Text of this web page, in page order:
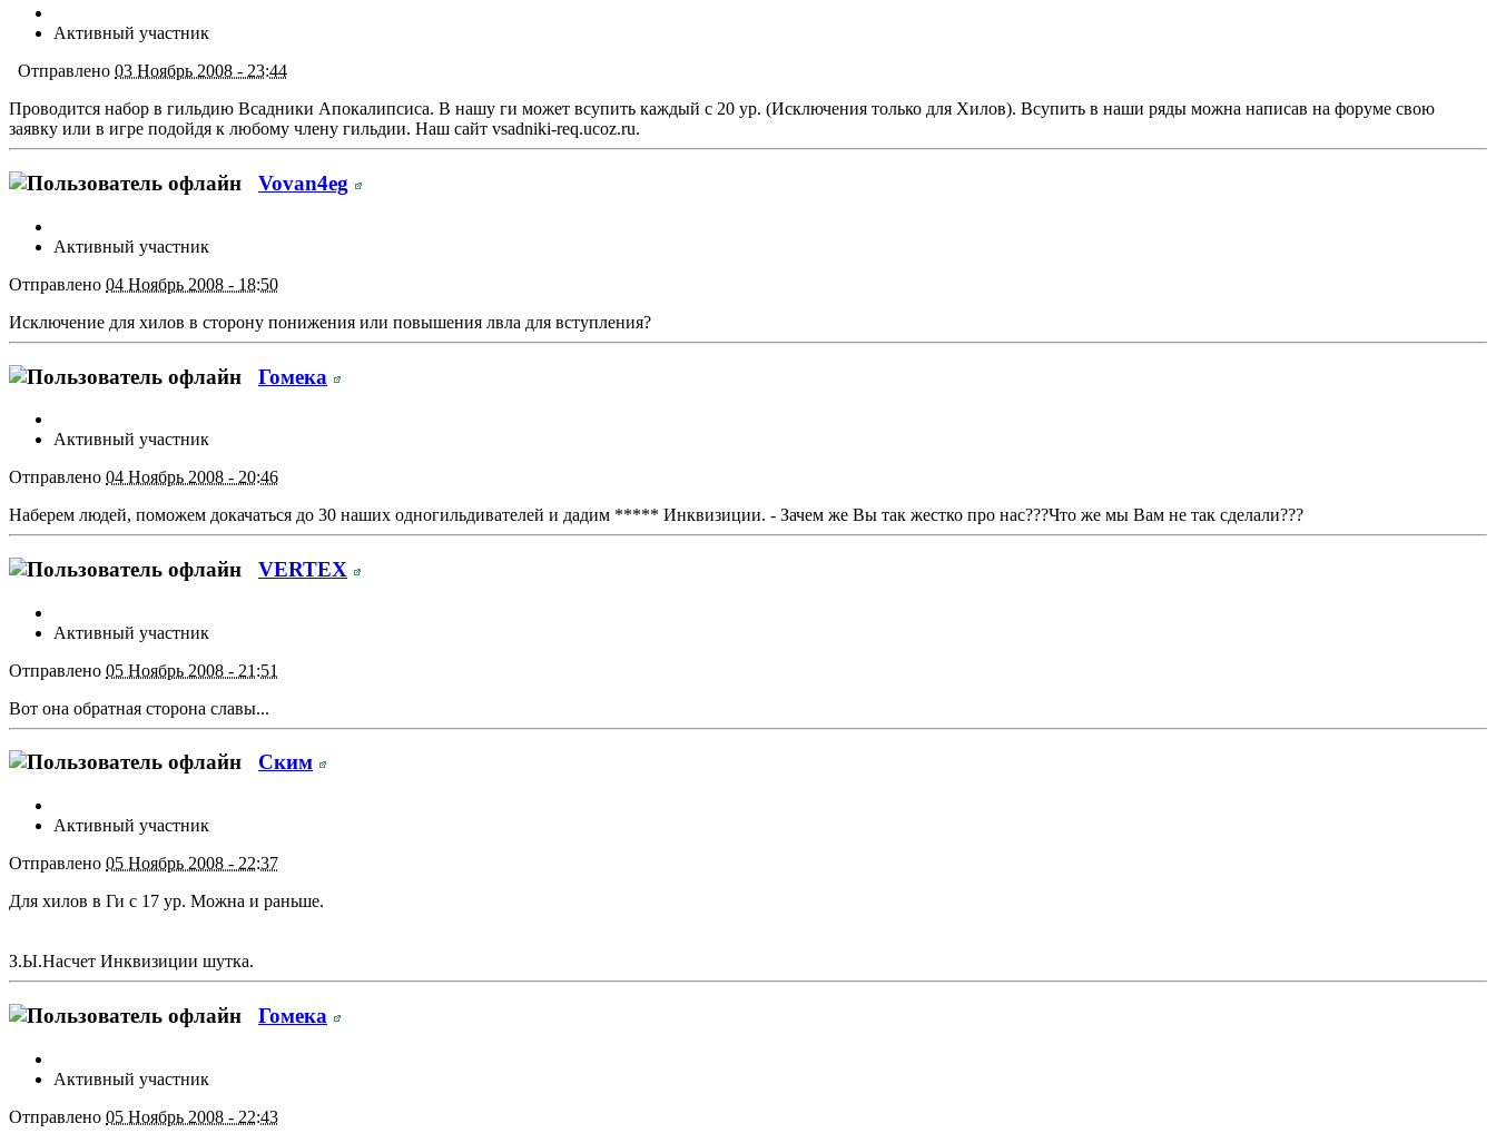
Активный участник
Отправлено 03 Ноябрь 2008 - 23:44
Проводится набор в гильдию Всадники Апокалипсиса. В нашу ги может всупить каждый с 20 ур. (Исключения только для Хилов). Всупить в наши ряды можна написав на форуме свою
заявку или в игре подойдя к любому члену гильдии. Наш сайт vsadniki-req.ucoz.ru.
Vovan4eg
Активный участник
Отправлено 04 Ноябрь 2008 - 18:50
Исключение для хилов в сторону понижения или повышения лвла для вступления?
Гомека
Активный участник
Отправлено 04 Ноябрь 2008 - 20:46
Наберем людей, поможем докачаться до 30 наших одногильдивателей и дадим ***** Инквизиции. - Зачем же Вы так жестко про нас???Что же мы Вам не так сделали???
VERTEX
Активный участник
Отправлено 05 Ноябрь 2008 - 21:51
Вот она обратная сторона славы...
Ским
Активный участник
Отправлено 05 Ноябрь 2008 - 22:37
Для хилов в Ги с 17 ур. Можна и раньше.
З.Ы.Насчет Инквизиции шутка.
Гомека
Активный участник
Отправлено 05 Ноябрь 2008 - 22:43